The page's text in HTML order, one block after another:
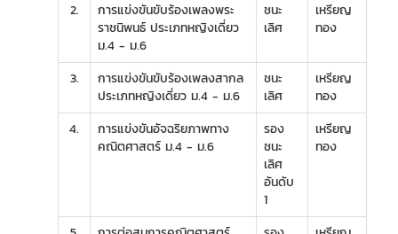
2.
การแข่งขันขับร้องเพลงพระ
ราชนิพนธ์ ประเภทหญิงเดี่ยว
ม.4 - ม.6
ชนะ
เลิศ
เหรียญ
ทอง
3.
การแข่งขันขับร้องเพลงสากล
ประเภทหญิงเดี่ยว ม.4 - ม.6
ชนะ
เลิศ
เหรียญ
ทอง
4.
การแข่งขันอัจฉริยภาพทาง
คณิตศาสตร์ ม.4 - ม.6
รอง
ชนะ
เลิศ
อันดับ
1
เหรียญ
ทอง